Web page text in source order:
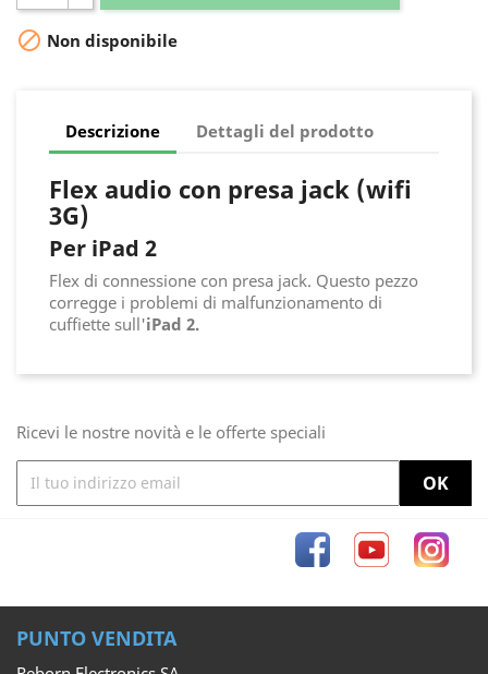
 Non disponibile
Descrizione Dettagli del prodotto
Flex audio con presa jack (wifi
3G)
Per iPad 2
Flex di connessione con presa jack. Questo pezzo
corregge i problemi di malfunzionamento di
cuffiette sull'iPad 2.
Ricevi le nostre novità e le offerte speciali
FacebookYouTube
PUNTO VENDITA